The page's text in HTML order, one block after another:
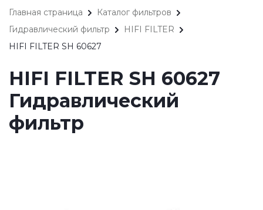
Главная страница
Каталог фильтров
Гидравлический фильтр
HIFI FILTER
HIFI FILTER SH 60627
HIFI FILTER SH 60627
Гидравлический
фильтр